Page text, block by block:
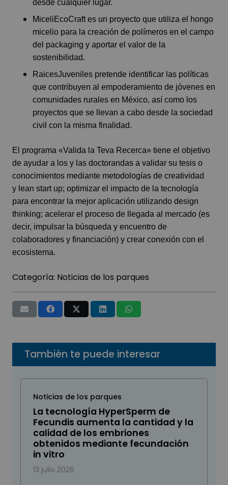
desde cualquier lugar.
MiceliEcoCraft es un proyecto que utiliza el hongo
micelio para la creación de polímeros en el campo
del packaging y aportar el valor de la
sostenibilidad.
RaicesJuveniles pretende identificar las políticas
que contribuyen al empoderamiento de jóvenes en
comunidades rurales en México, así como los
proyectos que se llevan a cabo desde la sociedad
civil con la misma finalidad.
El programa «Valida la Teva Recerca» tiene el objetivo
de ayudar a los y las doctorandas a validar su tesis o
conocimientos mediante metodologías de creatividad
y lean start up; optimizar el impacto de la tecnología
para encontrar la mejor aplicación utilizando design
thinking; acelerar el proceso de llegada al mercado (es
decir, impulsar la búsqueda y encuentro de
colaboradores y financiación) y crear conexión con el
ecosistema.
Categoría: Noticias de los parques
También te puede interesar
Noticias de los parques
La tecnología HyperSperm de
Fecundis aumenta la cantidad y la
calidad de los embriones
obtenidos mediante fecundación
in vitro
13 julio 2026